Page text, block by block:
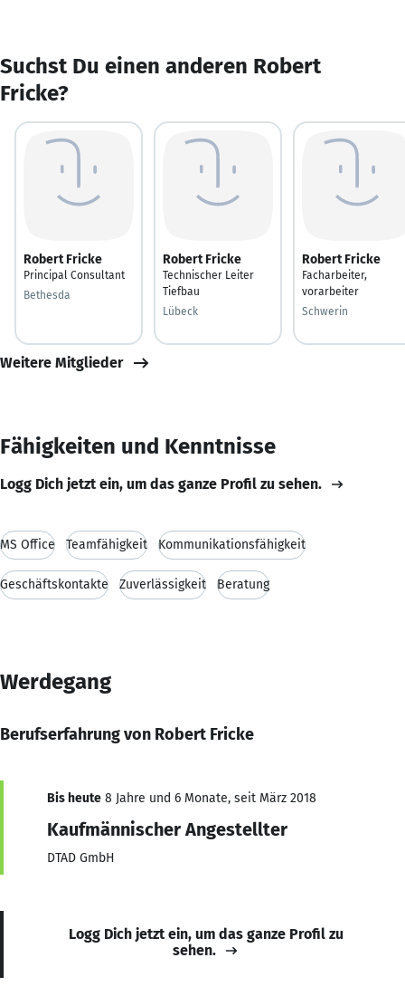
Suchst Du einen anderen Robert
Fricke?
Robert Fricke
Principal Consultant
Bethesda
Robert Fricke
Technischer Leiter
Tiefbau
Lübeck
Robert Fricke
Facharbeiter,
vorarbeiter
Schwerin
Weitere Mitglieder
Fähigkeiten und Kenntnisse
Logg Dich jetzt ein, um das ganze Profil zu sehen.
MS Office Teamfähigkeit Kommunikationsfähigkeit
Geschäftskontakte Zuverlässigkeit Beratung
Werdegang
Berufserfahrung von Robert Fricke
Bis heute 8 Jahre und 6 Monate, seit März 2018
Kaufmännischer Angestellter
DTAD GmbH
Logg Dich jetzt ein, um das ganze Profil zu
sehen.